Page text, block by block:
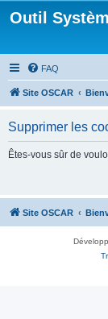
Outil
FAQ
Site OSCAR
Supprimer les
Êtes-vous sûr de
Site OSCAR